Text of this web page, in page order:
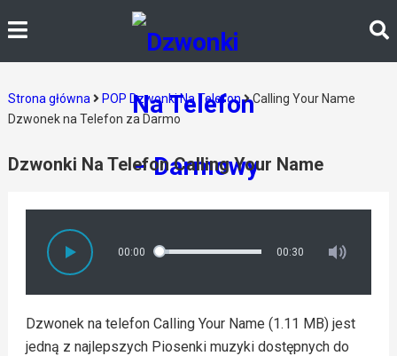
Strona główna POP Dzwonki Na Telefon
Calling Your Name
Dzwonek na Telefon za Darmo
Dzwonki Na Telefon Calling Your Name
00:00 00:30
Dzwonek na telefon Calling Your Name (1.11 MB) jest
jedną z najlepszych Piosenki muzyki dostępnych do